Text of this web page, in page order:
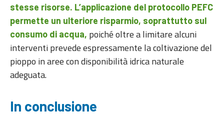
stesse risorse. L’applicazione del protocollo PEFC
permette un ulteriore risparmio, soprattutto sul
consumo di acqua, poiché oltre a limitare alcuni
interventi prevede espressamente la coltivazione del
pioppo in aree con disponibilità idrica naturale
adeguata.
In conclusione